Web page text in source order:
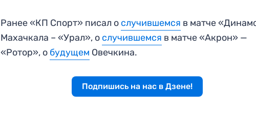
Ранее «КП Спорт» писал о случившемся в матче
Махачкала – «Урал», о случившемся в матче «Акрон» —
«Ротор», о будущем Овечкина.
Подпишись на нас в Дзене!